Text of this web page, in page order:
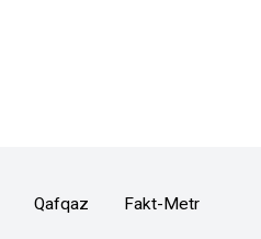
Qafqaz Fakt-Metr